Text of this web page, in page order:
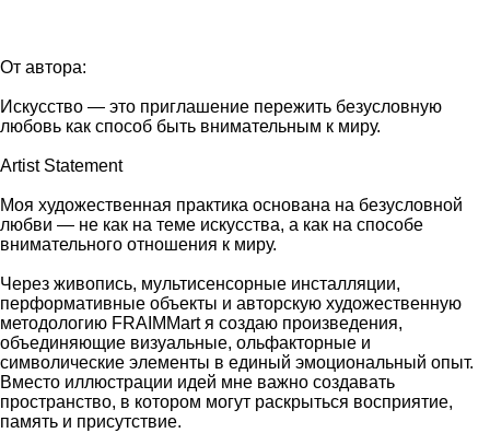
От автора:
Искусство — это приглашение пережить безусловную
любовь как способ быть внимательным к миру.
Artist Statement
Моя художественная практика основана на безусловной
любви — не как на теме искусства, а как на способе
внимательного отношения к миру.
Через живопись, мультисенсорные инсталляции,
перформативные объекты и авторскую художественную
методологию FRAIMMart я создаю произведения,
объединяющие визуальные, ольфакторные и
символические элементы в единый эмоциональный опыт.
Вместо иллюстрации идей мне важно создавать
пространство, в котором могут раскрыться восприятие,
память и присутствие.